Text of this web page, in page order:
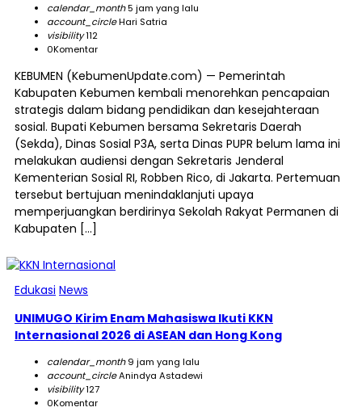
calendar_month5 jam yang lalu
account_circleHari Satria
visibility112
0Komentar
KEBUMEN (KebumenUpdate.com) — Pemerintah
Kabupaten Kebumen kembali menorehkan pencapaian
strategis dalam bidang pendidikan dan kesejahteraan
sosial. Bupati Kebumen bersama Sekretaris Daerah
(Sekda), Dinas Sosial P3A, serta Dinas PUPR belum lama ini
melakukan audiensi dengan Sekretaris Jenderal
Kementerian Sosial RI, Robben Rico, di Jakarta. Pertemuan
tersebut bertujuan menindaklanjuti upaya
memperjuangkan berdirinya Sekolah Rakyat Permanen di
Kabupaten […]
Edukasi News
UNIMUGO Kirim Enam Mahasiswa Ikuti KKN
Internasional 2026 di ASEAN dan Hong Kong
calendar_month9 jam yang lalu
account_circleAnindya Astadewi
visibility127
0Komentar